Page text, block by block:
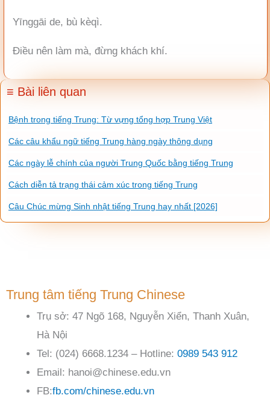
Yīnggāi de, bù kèqì.
Điều nên làm mà, đừng khách khí.
≡ Bài liên quan
Bệnh trong tiếng Trung: Từ vựng tổng hợp Trung Việt
Các câu khẩu ngữ tiếng Trung hàng ngày thông dụng
Các ngày lễ chính của người Trung Quốc bằng tiếng Trung
Cách diễn tả trạng thái cảm xúc trong tiếng Trung
Câu Chúc mừng Sinh nhật tiếng Trung hay nhất [2026]
Trung tâm tiếng Trung Chinese
Trụ sở: 47 Ngõ 168, Nguyễn Xiển, Thanh Xuân,
Hà Nội
Tel: (024) 6668.1234 – Hotline: 0989 543 912
Email: hanoi@chinese.edu.vn
FB:fb.com/chinese.edu.vn